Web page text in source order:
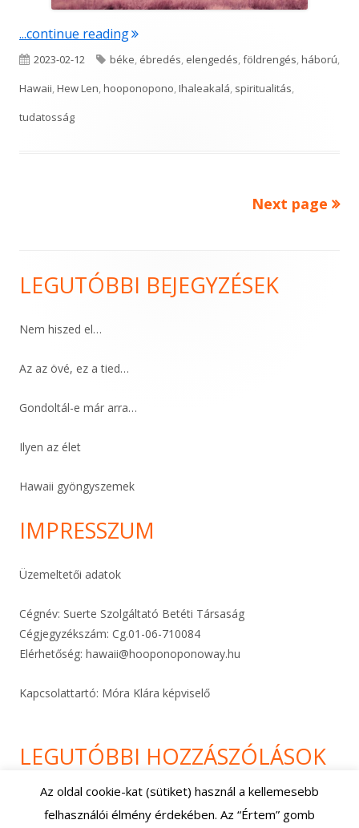
...continue reading"Jó hírem van!"
Published
on
2023-02-12 Tags
béke ébredés elengedés földrengés háború
Hawaii Hew Len hooponopono Ihaleakalá spiritualitás
tudatosság
Next page
Main
Sidebar
LEGUTÓBBI BEJEGYZÉSEK
Nem hiszed el…
Az az övé, ez a tied…
Gondoltál-e már arra…
Ilyen az élet
Hawaii gyöngyszemek
IMPRESSZUM
Üzemeltetői adatok
Cégnév: Suerte Szolgáltató Betéti Társaság
Cégjegyzékszám: Cg.01-06-710084
Elérhetőség: hawaii@hooponoponoway.hu
Kapcsolattartó: Móra Klára képviselő
LEGUTÓBBI HOZZÁSZÓLÁSOK
Az oldal cookie-kat (sütiket) használ a kellemesebb
felhasználói élmény érdekében. Az “Értem” gomb